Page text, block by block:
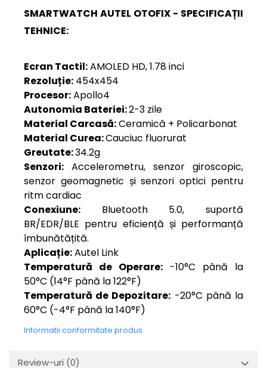
SMARTWATCH AUTEL OTOFIX - SPECIFICAȚII
TEHNICE:
Ecran Tactil:AMOLED HD, 1.78 inci
Rezoluție: 454x454
Procesor:Apollo4
Autonomia Bateriei:2-3 zile
Material Carcasă:Ceramică + Policarbonat
Material Curea:Cauciuc fluorurat
Greutate:34.2g
Senzori: Accelerometru, senzor giroscopic,
senzor geomagnetic și senzori optici pentru
ritm cardiac
Conexiune: Bluetooth 5.0, suportă
BR/EDR/BLE pentru eficiență și performanță
îmbunătățită.
Aplicație:Autel Link
Temperatură de Operare: -10°C până la
50°C (14°F până la 122°F)
Temperatură de Depozitare: -20°C până la
60°C (-4°F până la 140°F)
Informatii conformitate produs
Review-uri (0)